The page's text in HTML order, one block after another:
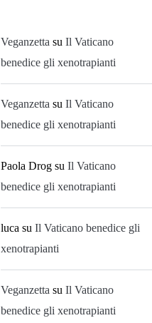
Veganzetta suIl Vaticano
benedice gli xenotrapianti
Veganzetta suIl Vaticano
benedice gli xenotrapianti
Paola Drog suIl Vaticano
benedice gli xenotrapianti
luca suIl Vaticano benedice gli
xenotrapianti
Veganzetta suIl Vaticano
benedice gli xenotrapianti